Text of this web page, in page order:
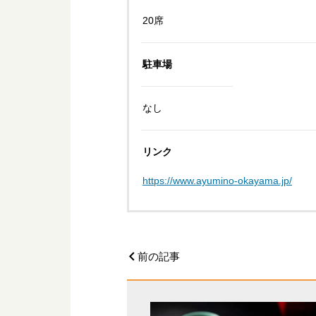
20席
駐車場
なし
リンク
https://www.ayumino-okayama.jp/
前の記事